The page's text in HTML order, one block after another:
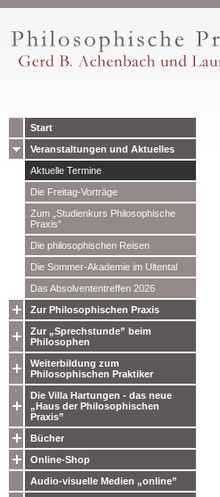
Start
Veranstaltungen und Aktuelles
Aktuelle Termine
Die Freitag-Vorträge
Zum „Studienkurs Philosophische
Praxis”
Die philosophischen Reisen
Die Sommer-Akademie im Ultental
Das Absolvententreffen 2026
Zur Philosophischen Praxis
Zur „Sprechstunde” beim
Philosophen
Weiterbildung zum
Philosophischen Praktiker
Die Villa Hartungen - das neue
„Haus der Philosophischen
Praxis”
Bücher
Online-Shop
Audio-visuelle Medien „online”